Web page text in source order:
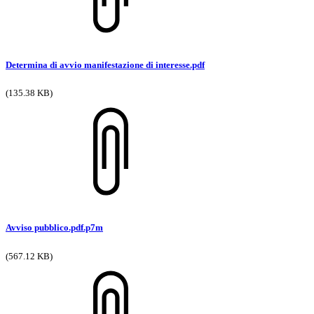
Determina di avvio manifestazione di interesse.pdf
(135.38 KB)
Avviso pubblico.pdf.p7m
(567.12 KB)